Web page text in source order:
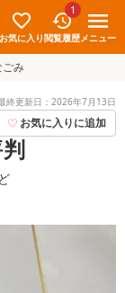
お気に入り
1
閲覧履歴メニュー
ごみ
終更新日： 2026年7月13日
お気に入りに追加